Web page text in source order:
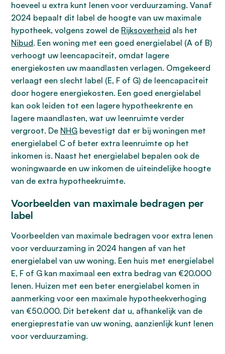
hoeveel u extra kunt lenen voor verduurzaming. Vanaf
2024 bepaalt dit label de hoogte van uw maximale
hypotheek, volgens zowel de Rijksoverheid als het
Nibud. Een woning met een goed energielabel (A of B)
verhoogt uw leencapaciteit, omdat lagere
energiekosten uw maandlasten verlagen. Omgekeerd
verlaagt een slecht label (E, F of G) de leencapaciteit
door hogere energiekosten. Een goed energielabel
kan ook leiden tot een lagere hypotheekrente en
lagere maandlasten, wat uw leenruimte verder
vergroot. De NHG bevestigt dat er bij woningen met
energielabel C of beter extra leenruimte op het
inkomen is. Naast het energielabel bepalen ook de
woningwaarde en uw inkomen de uiteindelijke hoogte
van de extra hypotheekruimte.
Voorbeelden van maximale bedragen per
label
Voorbeelden van maximale bedragen voor extra lenen
voor verduurzaming in 2024 hangen af van het
energielabel van uw woning. Een huis met energielabel
E, F of G kan maximaal een extra bedrag van €20.000
lenen. Huizen met een beter energielabel komen in
aanmerking voor een maximale hypotheekverhoging
van €50.000. Dit betekent dat u, afhankelijk van de
energieprestatie van uw woning, aanzienlijk kunt lenen
voor verduurzaming.